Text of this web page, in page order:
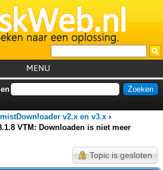
MENU
Foutcodes
*
v2.x en v3.x ›
VTM: Downloaden is niet meer
Topic is gesloten